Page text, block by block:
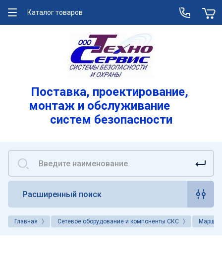
Реквизиты
Каталог товаров
Поставка, проектирование,
монтаж и обслуживание
систем безопасности
Расширенный поиск
Главная Сетевое оборудование и компоненты СКС